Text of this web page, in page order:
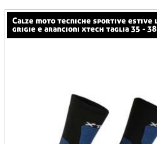
calze moto tecniche sportive estive leggere corte
grigie e arancioni xtech taglia 35 - 38